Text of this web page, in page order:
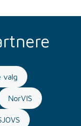
valg
NorVIS